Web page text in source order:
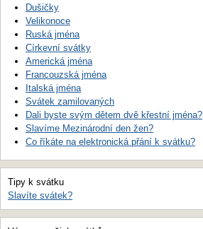
Dušičky
Velikonoce
Ruská jména
Církevní svátky
Americká jména
Francouzská jména
Italská jména
Svátek zamilovaných
Dali byste svým dětem dvě křestní jména?
Slavíme Mezinárodní den žen?
Co říkáte na elektronická přání k svátku?
Tipy k svátku
Slavíte svátek?